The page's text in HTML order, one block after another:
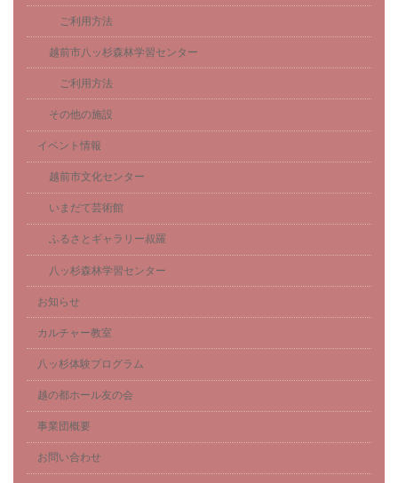
ご利用方法
越前市八ッ杉森林学習センター
ご利用方法
その他の施設
イベント情報
越前市文化センター
いまだて芸術館
ふるさとギャラリー叔羅
八ッ杉森林学習センター
お知らせ
カルチャー教室
八ッ杉体験プログラム
越の都ホール友の会
事業団概要
お問い合わせ